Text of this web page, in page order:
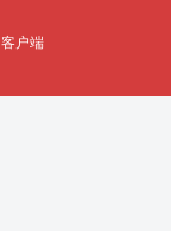
客户端